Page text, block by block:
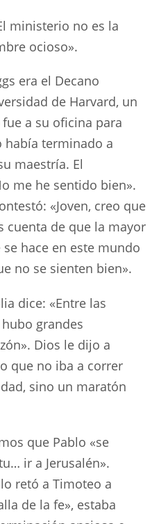
ministerio no es la
ocioso».
era el Decano
de Harvard, un
a su oficina para
había terminado a
maestría. El
me he sentido bien».
«Joven, creo que
cuenta de que la mayor
hace en este mundo
no se sienten bien».
dice: «Entre las
grandes
Dios le dijo a
que no iba a correr
sino un maratón
que Pablo «se
ir a Jerusalén».
retó a Timoteo a
de la fe», estaba